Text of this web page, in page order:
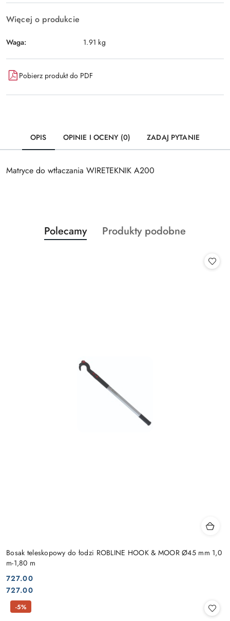
Więcej o produkcie
Waga: 1.91 kg
Pobierz produkt do PDF
OPIS OPINIE I OCENY (0) ZADAJ PYTANIE
Matryce do wtłaczania WIRETEKNIK A200
Pomiń karuzelę produktów
Produkty
o
Polecamy
Produkty
Produkty podobne
Bosak teleskopowy do łodzi ROBLINE HOOK & MOOR Ø45 mm 1,0
m-1,80 m
Cena:
727.00
Cena:
727.00
-5%